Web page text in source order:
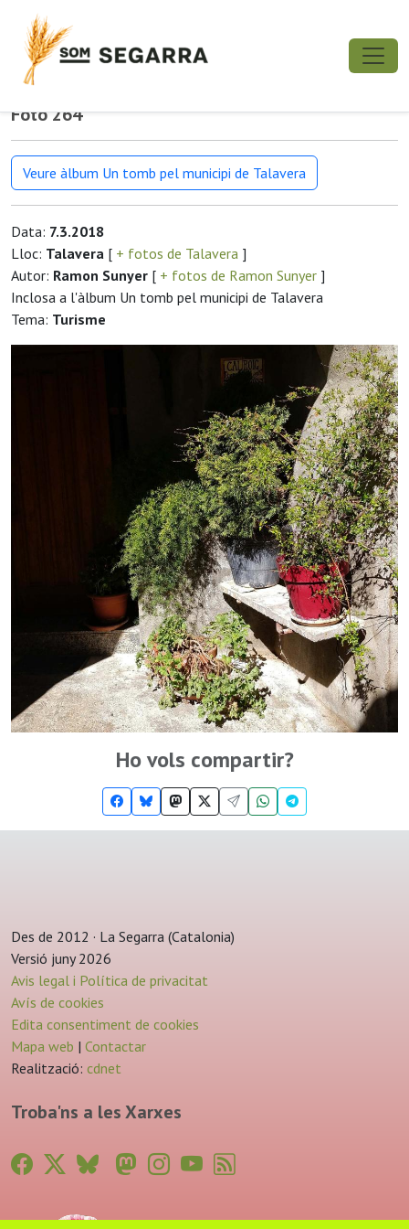
Foto 264
Veure àlbum Un tomb pel municipi de Talavera
Data: 7.3.2018
Lloc: Talavera [ + fotos de Talavera ]
Autor: Ramon Sunyer [ + fotos de Ramon Sunyer ]
Inclosa a l'àlbum Un tomb pel municipi de Talavera
Tema: Turisme
Ho vols compartir?
Des de 2012 · La Segarra (Catalonia)
Versió juny 2026
Avis legal i Política de privacitat
Avís de cookies
Edita consentiment de cookies
Mapa web | Contactar
Realització: cdnet
Troba'ns a les Xarxes